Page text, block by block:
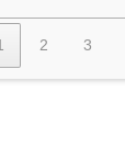
2 3